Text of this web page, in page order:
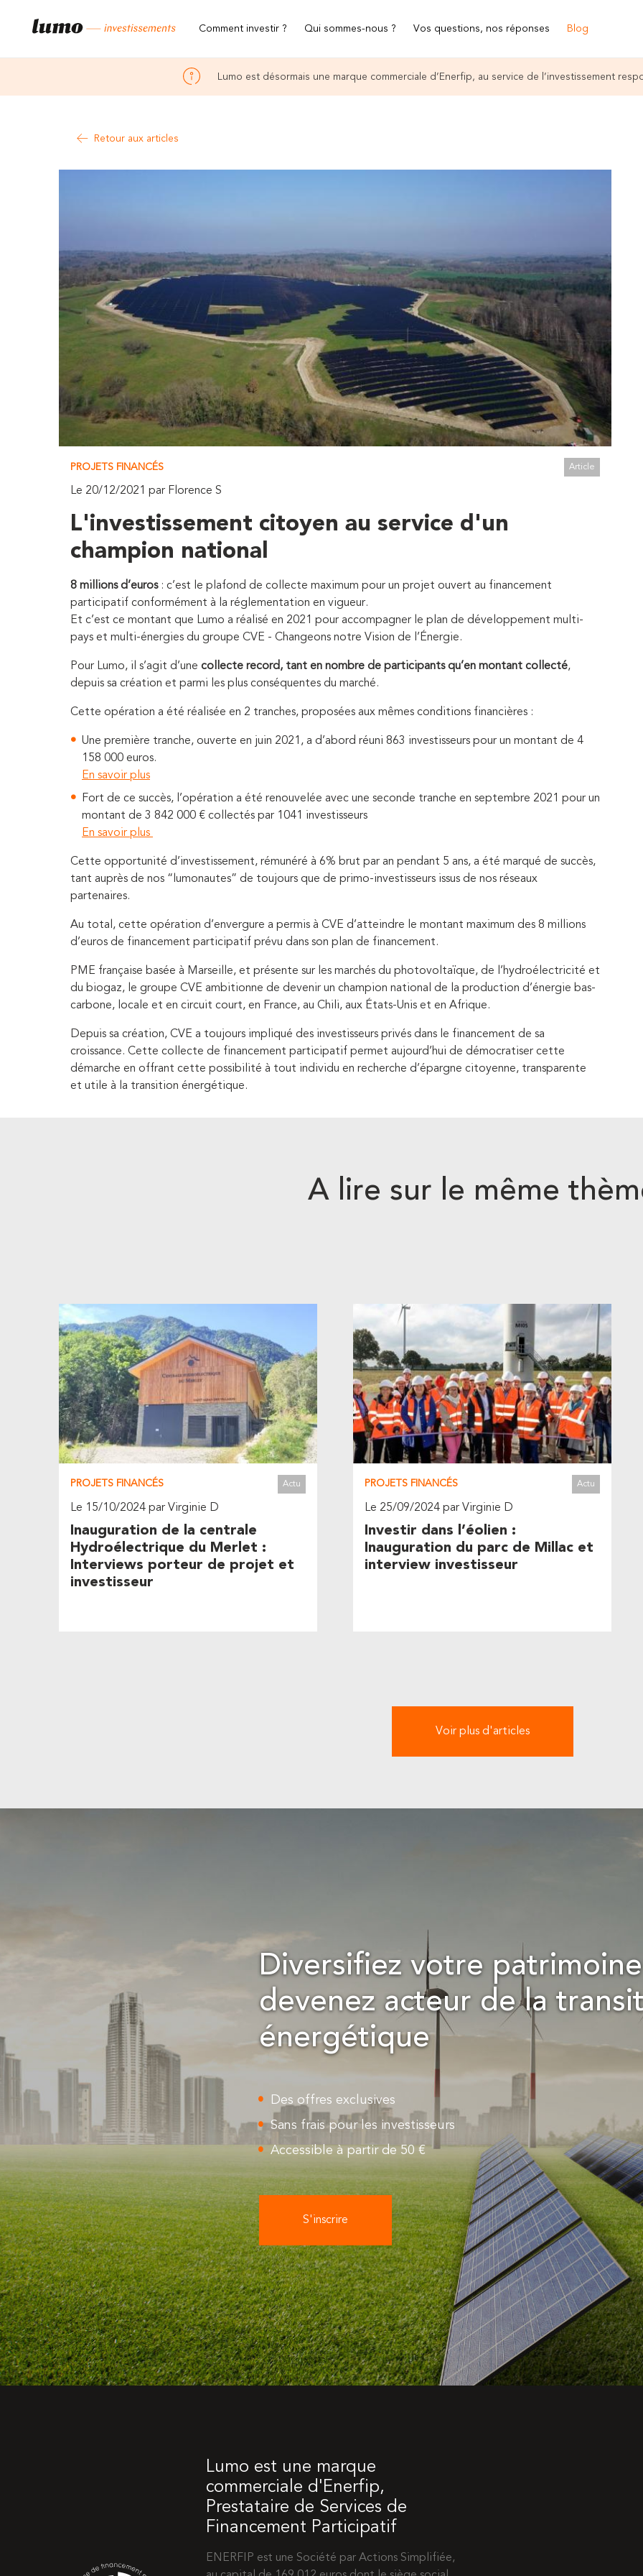
Comment investir ? Qui sommes-nous ? Vos questions, nos réponses Blog
Lumo est désormais une marque commerciale d’Enerfip, au service de l’investissement
Retour aux articles
PROJETS FINANCÉS Article
Le 20/12/2021 par Florence S
L'investissement citoyen au service d'un
champion national
8 millions d’euros: c’est le plafond de collecte maximum pour un projet ouvert au financement
participatif conformément à la réglementation en vigueur.
Et c’est ce montant que Lumo a réalisé en 2021 pour accompagner le plan de développement multi-
pays et multi-énergies du groupe CVE - Changeons notre Vision de l’Énergie.
Pour Lumo, il s’agit d’une collecte record, tant en nombre de participants qu’en montant collecté,
depuis sa création et parmi les plus conséquentes du marché.
Cette opération a été réalisée en 2 tranches, proposées aux mêmes conditions financières :
Une première tranche, ouverte en juin 2021, a d’abord réuni 863 investisseurs pour un montant de 4
158 000 euros.
En savoir plus
Fort de ce succès, l’opération a été renouvelée avec une seconde tranche en septembre 2021 pour un
montant de 3 842 000 € collectés par 1041 investisseurs
En savoir plus
Cette opportunité d’investissement, rémunéré à 6% brut par an pendant 5 ans, a été marqué de succès,
tant auprès de nos “lumonautes” de toujours que de primo-investisseurs issus de nos réseaux
partenaires.
Au total, cette opération d’envergure a permis à CVE d’atteindre le montant maximum des 8 millions
d’euros de financement participatif prévu dans son plan de financement.
PME française basée à Marseille, et présente sur les marchés du photovoltaïque, de l’hydroélectricité et
du biogaz, le groupe CVE ambitionne de devenir un champion national de la production d’énergie bas-
carbone, locale et en circuit court, en France, au Chili, aux États-Unis et en Afrique.
Depuis sa création, CVE a toujours impliqué des investisseurs privés dans le financement de sa
croissance. Cette collecte de financement participatif permet aujourd’hui de démocratiser cette
démarche en offrant cette possibilité à tout individu en recherche d’épargne citoyenne, transparente
et utile à la transition énergétique.
A lire sur le même
PROJETS FINANCÉS Actu
Le 15/10/2024 par Virginie D
Inauguration de la centrale
Hydroélectrique du Merlet :
Interviews porteur de projet et
investisseur
PROJETS FINANCÉS Actu
Le 25/09/2024 par Virginie D
Investir dans l’éolien :
Inauguration du parc de Millac et
interview investisseur
Voir plus d'articles
Diversifiez votre
devenez acteur de la
énergétique
Des offres exclusives
Sans frais pour les investisseurs
Accessible à partir de 50 €
S'inscrire
Lumo est une marque
commerciale d'Enerfip,
Prestataire de Services de
Financement Participatif
ENERFIP est une Société par Actions Simplifiée,